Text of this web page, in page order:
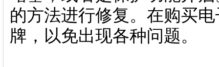
的方法进行修复。在购买
牌，以免出现各种问题。